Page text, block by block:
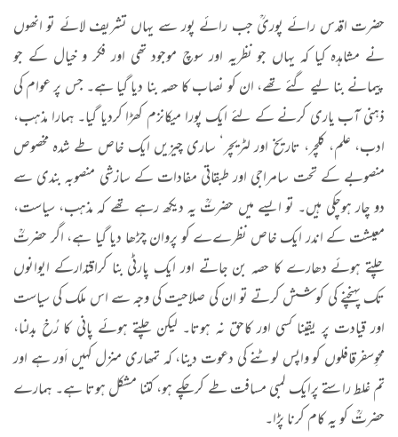
حضرت اقدس رائے پوریؒ جب رائے پور سے یہاں تشریف لائے تو انھوں
نے مشاہدہ کیا کہ یہاں جو نظریہ اور سوچ موجود تھی اور فکر و خیال کے جو
پیمانے بنا لیے گئے تھے، ان کو نصاب کا حصہ بنا دیا گیا ہے۔ جس پر عوام کی
ذہنی آب یاری کرنے کے لئے ایک پورا میکانزم کھڑا کردیا گیا۔ ہمارا مذہب،
ادب، علم، کلچر، تاریخ اور لٹریچر‘ ساری چیزیں ایک خاص طے شدہ مخصوص
منصوبے کے تحت سامراجی اور طبقاتی مفادات کے سازشی منصوبہ بندی سے
دو چار ہوچکی ہیں۔ تو ایسے میں حضرتؒ یہ دیکھ رہے تھے کہ مذہب، سیاست،
معیشت کے اندر ایک خاص نظرےے کو پروان چڑھا دیا گیا ہے، اگر حضرتؒ
چلتے ہوئے دھارے کا حصہ بن جاتے اور ایک پارٹی بنا کراقتدارکے ایوانوں
تک پہنچنے کی کوشش کرتے تو ان کی صلاحیت کی وجہ سے اس ملک کی سیاست
اور قیادت پر یقینا کسی اور کاحق نہ ہوتا۔ لیکن چلتے ہوئے پانی کا رُخ بدلنا،
محوِسفرقافلوں کو واپس لوٹنے کی دعوت دینا، کہ تمھاری منزل کہیں اَور ہے اور
تم غلط راستے پرایک لمبی مسافت طے کرچکے ہو، کتنا مشکل ہوتا ہے۔ ہمارے
حضرتؒ کو یہ کام کرنا پڑا۔